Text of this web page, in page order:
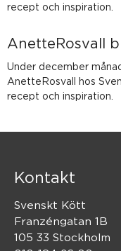
recept och inspiration.
AnetteRosvall
Under december
AnetteRosvall hos
recept och inspiration.
Kontakt
Svenskt Kött
Franzéngatan 1B
105 33 Stockholm